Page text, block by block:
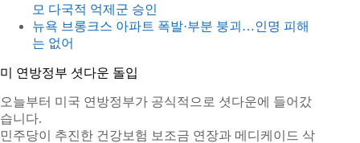
모 다국적 억제군 승인
뉴욕 브롱크스 아파트 폭발·부분 붕괴…인명 피해
는 없어
미 연방정부 셧다운 돌입
오늘부터 미국 연방정부가 공식적으로 셧다운에 들어갔
습니다.
민주당이 추진한 건강보험 보조금 연장과 메디케이드 삭